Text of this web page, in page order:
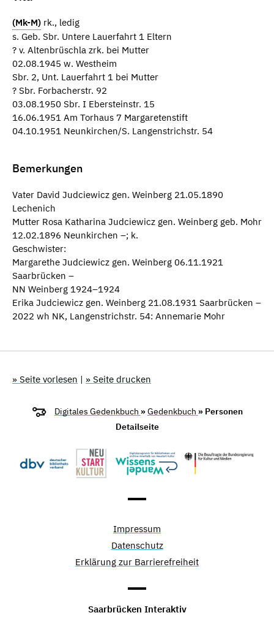
(Mk-M) rk., ledig
s. Geb. Sbr. Untere Lauerfahrt 1 Eltern
? v. Altenbrüschla zrk. bei Mutter
02.08.1945 w. Westheim
Sbr. 2, Unt. Lauerfahrt 1 bei Mutter
? Sbr. Forbacherstr. 92
03.08.1950 Sbr. I Ebersteinstr. 15
16.06.1951 Am Torhaus 7 Margaretenstift
04.10.1951 Neunkirchen/S. Langenstrichstr. 54
Bemerkungen
Vater David Judciewicz gen. Weinberg 21.05.1890
Lechenich
Mutter Rosa Katharina Judciewicz gen. Weinberg geb. Mohr
12.02.1896 Neunkirchen –; k.
Geschwister:
Margarethe Judciewicz gen. Weinberg 06.11.1921
Saarbrücken –
NN Weinberg 1924–1924
Erika Judciewicz gen. Weinberg 21.08.1931 Saarbrücken –
2022 wh NK, Langenstrichstr. 54: Annemarie Mohr
» Seite vorlesen | » Seite drucken
Digitales Gedenkbuch »Gedenkbuch » Personen
Detailseite
Impressum
Datenschutz
Erklärung zur Barrierefreiheit
Saarbrücken Interaktiv